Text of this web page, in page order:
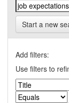
Start a new
Add filters:
Use filters to